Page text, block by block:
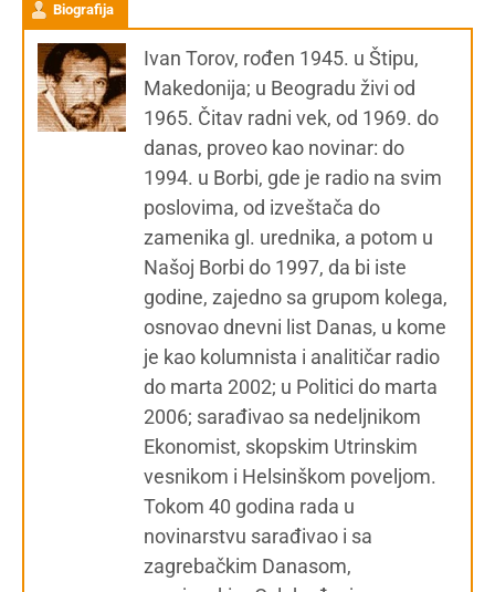
Biografija
Ivan Torov, rođen 1945. u Štipu,
Makedonija; u Beogradu živi od
1965. Čitav radni vek, od 1969. do
danas, proveo kao novinar: do
1994. u Borbi, gde je radio na svim
poslovima, od izveštača do
zamenika gl. urednika, a potom u
Našoj Borbi do 1997, da bi iste
godine, zajedno sa grupom kolega,
osnovao dnevni list Danas, u kome
je kao kolumnista i analitičar radio
do marta 2002; u Politici do marta
2006; sarađivao sa nedeljnikom
Ekonomist, skopskim Utrinskim
vesnikom i Helsinškom poveljom.
Tokom 40 godina rada u
novinarstvu sarađivao i sa
zagrebačkim Danasom,